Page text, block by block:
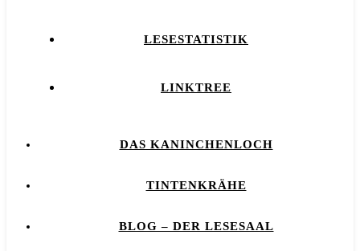
LESESTATISTIK
LINKTREE
DAS KANINCHENLOCH
TINTENKRÄHE
BLOG – DER LESESAAL